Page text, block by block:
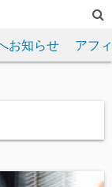
お知らせ アフ